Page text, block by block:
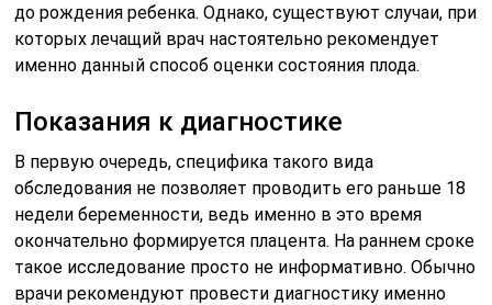
до рождения ребенка. Однако, существуют случаи, при
которых лечащий врач настоятельно рекомендует
именно данный способ оценки состояния плода.
Показания к диагностике
В первую очередь, специфика такого вида
обследования не позволяет проводить его раньше 18
недели беременности, ведь именно в это время
окончательно формируется плацента. На раннем сроке
такое исследование просто не информативно. Обычно
врачи рекомендуют провести диагностику именно